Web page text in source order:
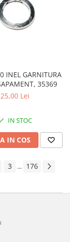
INEL GARNITURA
35369
25,00 Lei
IN STOC
IN COS
3 ... 176